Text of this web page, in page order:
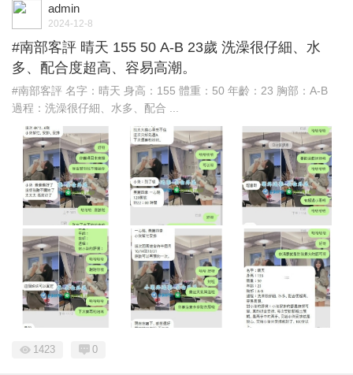
admin
2024-12-8
#南部客評 晴天 155 50 A-B 23歲 洗澡很仔細、水
多、配合度超高、容易高潮。
#南部客評 名字：晴天 身高：155 體重：50 年齡：23 胸部：A-B
過程：洗澡很仔細、水多、配合 ...
1423 0